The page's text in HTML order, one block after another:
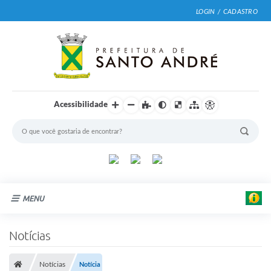
LOGIN / CADASTRO
Acessibilidade
MENU
Notícias
Notícias Notícia